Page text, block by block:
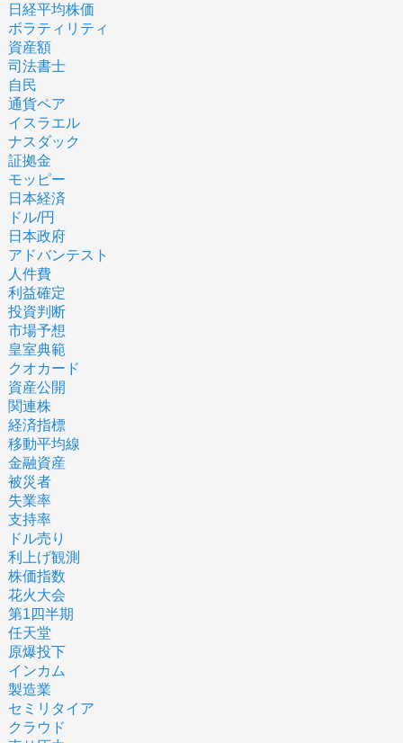
日経平均株価
ボラティリティ
資産額
司法書士
自民
通貨ペア
イスラエル
ナスダック
証拠金
モッピー
日本経済
ドル/円
日本政府
アドバンテスト
人件費
利益確定
投資判断
市場予想
皇室典範
クオカード
資産公開
関連株
経済指標
移動平均線
金融資産
被災者
失業率
支持率
ドル売り
利上げ観測
株価指数
花火大会
第1四半期
任天堂
原爆投下
インカム
製造業
セミリタイア
クラウド